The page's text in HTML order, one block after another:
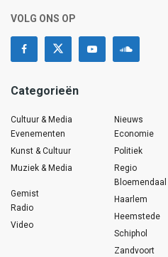
VOLG ONS OP
Categorieën
Cultuur & Media
Evenementen
Kunst & Cultuur
Muziek & Media
Gemist
Radio
Video
Nieuws
Economie
Politiek
Regio
Bloemendaal
Haarlem
Heemstede
Schiphol
Zandvoort